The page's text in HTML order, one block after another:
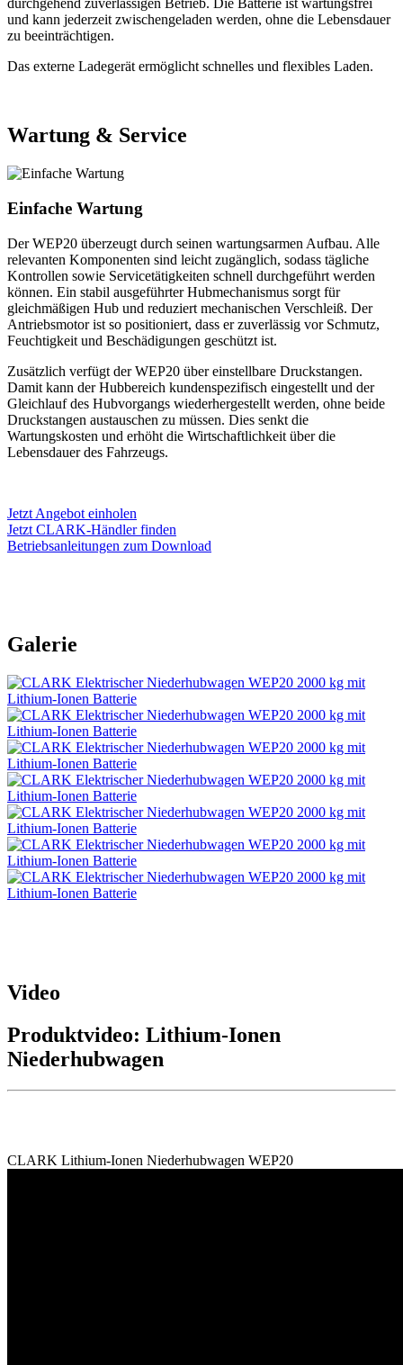
durchgehend zuverlässigen Betrieb. Die Batterie ist wartungsfrei
und kann jederzeit zwischengeladen werden, ohne die Lebensdauer
zu beeinträchtigen.
Das externe Ladegerät ermöglicht schnelles und flexibles Laden.
Wartung & Service
Einfache Wartung
Der WEP20 überzeugt durch seinen wartungsarmen Aufbau. Alle
relevanten Komponenten sind leicht zugänglich, sodass tägliche
Kontrollen sowie Servicetätigkeiten schnell durchgeführt werden
können. Ein stabil ausgeführter Hubmechanismus sorgt für
gleichmäßigen Hub und reduziert mechanischen Verschleiß. Der
Antriebsmotor ist so positioniert, dass er zuverlässig vor Schmutz,
Feuchtigkeit und Beschädigungen geschützt ist.
Zusätzlich verfügt der WEP20 über einstellbare Druckstangen.
Damit kann der Hubbereich kundenspezifisch eingestellt und der
Gleichlauf des Hubvorgangs wiederhergestellt werden, ohne beide
Druckstangen austauschen zu müssen. Dies senkt die
Wartungskosten und erhöht die Wirtschaftlichkeit über die
Lebensdauer des Fahrzeugs.
Jetzt Angebot einholen
Jetzt CLARK-Händler finden
Betriebsanleitungen zum Download
Galerie
Video
Produktvideo: Lithium-Ionen
Niederhubwagen
CLARK Lithium-Ionen Niederhubwagen WEP20